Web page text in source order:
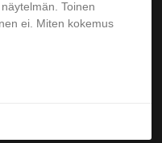
Toinen
ei. Miten kokemus